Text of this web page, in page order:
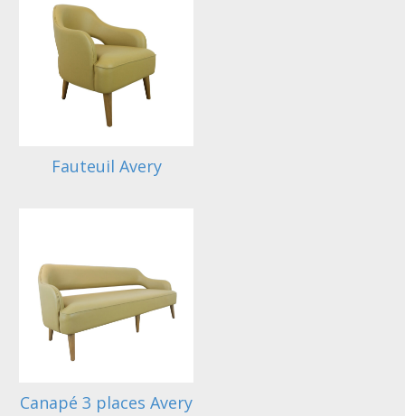
Fauteuil Avery
Canapé 3 places Avery